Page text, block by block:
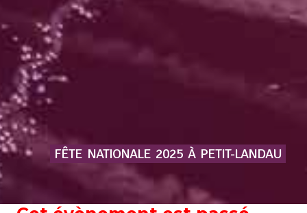
FÊTE NATIONALE 2025 À PETIT-LANDAU